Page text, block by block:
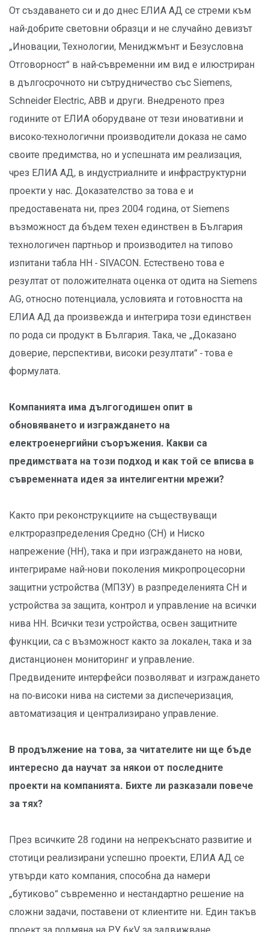
От създаването си и до днес ЕЛИА АД се стреми към
най-добрите световни образци и не случайно девизът
„Иновации, Технологии, Мениджмънт и Безусловна
Отговорност“ в най-съвременни им вид е илюстриран
в дългосрочното ни сътрудничество със Siemens,
Schneider Electric, ABB и други. Внедреното през
годините от ЕЛИА оборудване от тези иновативни и
високо-технологични производители доказа не само
своите предимства, но и успешната им реализация,
чрез ЕЛИА АД, в индустриалните и инфраструктурни
проекти у нас. Доказателство за това е и
предоставената ни, през 2004 година, от Siemens
възможност да бъдем техен единствен в България
технологичен партньор и производител на типово
изпитани табла НН - SIVACON. Естествено това е
резултат от положителната оценка от одита на Siemens
AG, относно потенциала, условията и готовността на
ЕЛИА АД да произвежда и интегрира този единствен
по рода си продукт в България. Така, че „Доказано
доверие, перспективи, високи резултати“ - това е
формулата.
Компанията има дългогодишен опит в
обновяването и изграждането на
електроенергийни съоръжения. Какви са
предимствата на този подход и как той се вписва в
съвременната идея за интелигентни мрежи?
Както при реконструкциите на съществуващи
елктроразпределения Средно (СН) и Ниско
напрежение (НН), така и при изграждането на нови,
интегрираме най-нови поколения микропроцесорни
защитни устройства (МПЗУ) в разпределенията СН и
устройства за защита, контрол и управление на всички
нива НН. Всички тези устройства, освен защитните
функции, са с възможност както за локален, така и за
дистанционен мониторинг и управление.
Предвидените интерфейси позволяват и изграждането
на по-високи нива на системи за диспечеризация,
автоматизация и централизирано управление.
В продължение на това, за читателите ни ще бъде
интересно да научат за някои от последните
проекти на компанията. Бихте ли разказали повече
за тях?
През всичките 28 години на непрекъснато развитие и
стотици реализирани успешно проекти, ЕЛИА АД се
утвърди като компания, способна да намери
„бутиково“ съвременно и нестандартно решение на
сложни задачи, поставени от клиентите ни. Един такъв